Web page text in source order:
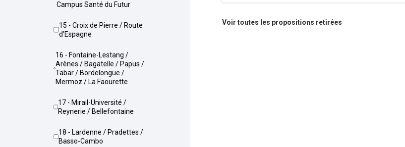
Campus Santé du Futur
15 - Croix de Pierre / Route
d'Espagne
16 - Fontaine-Lestang /
Arènes / Bagatelle / Papus /
Tabar / Bordelongue /
Mermoz / La Faourette
17 - Mirail-Université /
Reynerie / Bellefontaine
18 - Lardenne / Pradettes /
Basso-Cambo
Voir toutes les propositions retirées